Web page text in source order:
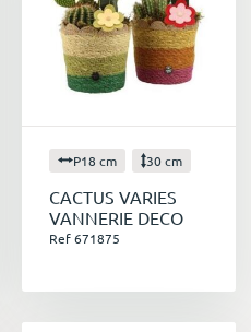
P18 cm 30 cm
CACTUS VARIES
VANNERIE DECO
Ref 671875